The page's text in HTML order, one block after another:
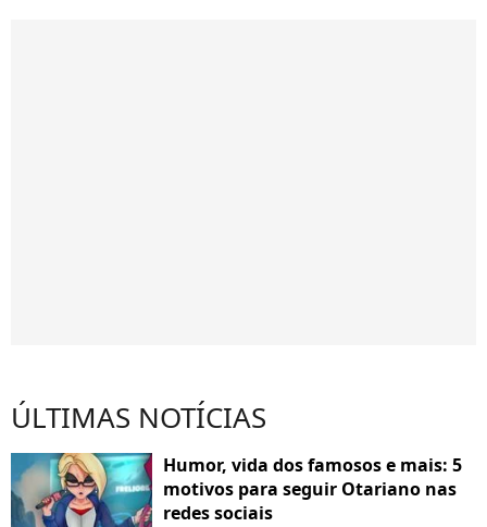
ÚLTIMAS NOTÍCIAS
Humor, vida dos famosos e mais: 5
motivos para seguir Otariano nas
redes sociais